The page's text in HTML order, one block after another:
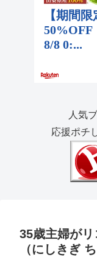
人気
応援ポチ
35歳主婦が
（にしきぎ